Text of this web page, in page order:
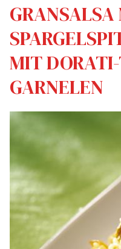
INTERESSANTES
SHOWROOM
ARBEITEN SIE MIT
MIT
GARNELEN